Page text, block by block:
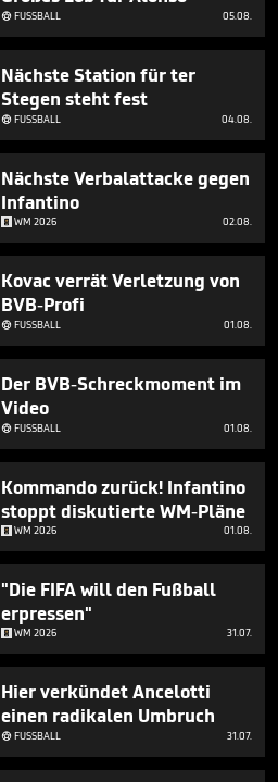
FUSSBALL 05.08.
Nächste Station für ter
Stegen steht fest
FUSSBALL 04.08.
Nächste Verbalattacke gegen
Infantino
WM 2026 02.08.
Kovac verrät Verletzung von
BVB-Profi
FUSSBALL 01.08.
Der BVB-Schreckmoment im
Video
FUSSBALL 01.08.
Kommando zurück! Infantino
stoppt diskutierte WM-Pläne
WM 2026 01.08.
"Die FIFA will den Fußball
erpressen"
WM 2026 31.07.
Hier verkündet Ancelotti
einen radikalen Umbruch
FUSSBALL 31.07.